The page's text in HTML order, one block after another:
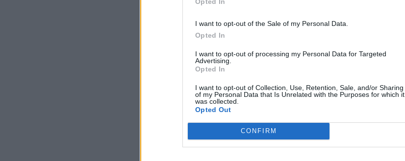
I want to opt-out of the Sale of my Personal Data.
Opted In
I want to opt-out of processing my Personal Data for Targeted
Advertising.
Opted In
I want to opt-out of Collection, Use, Retention, Sale, and/or Sharing
of my Personal Data that Is Unrelated with the Purposes for which it
was collected.
Opted Out
CONFIRM